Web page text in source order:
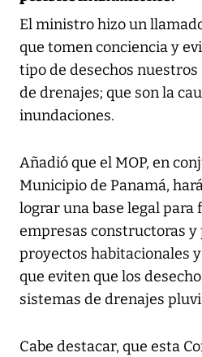
El ministro hizo un
que tomen conciencia y
tipo de desechos
de drenajes; que son la
inundaciones.
Añadió que el MOP, en
Municipio de Panamá,
lograr una base legal para
empresas constructoras y
proyectos habitacionales
que eviten que los
sistemas de drenajes
Cabe destacar, que esta